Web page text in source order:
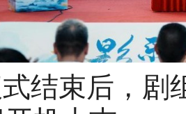
结束后，剧